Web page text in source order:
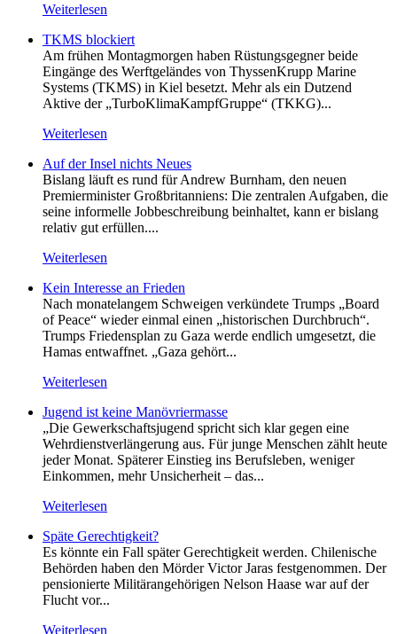
Weiterlesen
TKMS blockiert
Am frühen Montagmorgen haben Rüstungsgegner beide
Eingänge des Werftgeländes von ThyssenKrupp Marine
Systems (TKMS) in Kiel besetzt. Mehr als ein Dutzend
Aktive der „TurboKlimaKampfGruppe“ (TKKG)...
Weiterlesen
Auf der Insel nichts Neues
Bislang läuft es rund für Andrew Burnham, den neuen
Premierminister Großbritanniens: Die zentralen Aufgaben, die
seine informelle Jobbeschreibung beinhaltet, kann er bislang
relativ gut erfüllen....
Weiterlesen
Kein Inte­resse an Frieden
Nach monatelangem Schweigen verkündete Trumps „Board
of Peace“ wieder einmal einen „historischen Durchbruch“.
Trumps Friedensplan zu Gaza werde endlich umgesetzt, die
Hamas entwaffnet. „Gaza gehört...
Weiterlesen
Jugend ist keine Manövriermasse
„Die Gewerkschaftsjugend spricht sich klar gegen eine
Wehrdienstverlängerung aus. Für junge Menschen zählt heute
jeder Monat. Späterer Einstieg ins Berufsleben, weniger
Einkommen, mehr Unsicherheit – das...
Weiterlesen
Späte Gerechtigkeit?
Es könnte ein Fall später Gerechtigkeit werden. Chilenische
Behörden haben den Mörder Victor Jaras festgenommen. Der
pensionierte Militärangehörigen Nelson Haase war auf der
Flucht vor...
Weiterlesen